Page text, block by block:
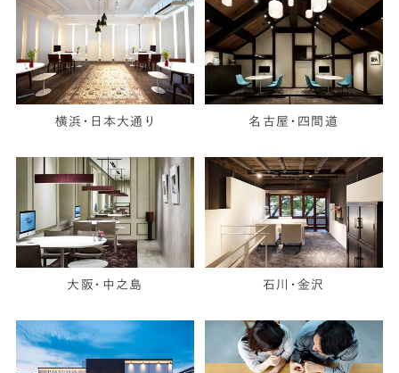
横浜・日本大通り 名古屋・四間道
大阪・中之島 石川・金沢